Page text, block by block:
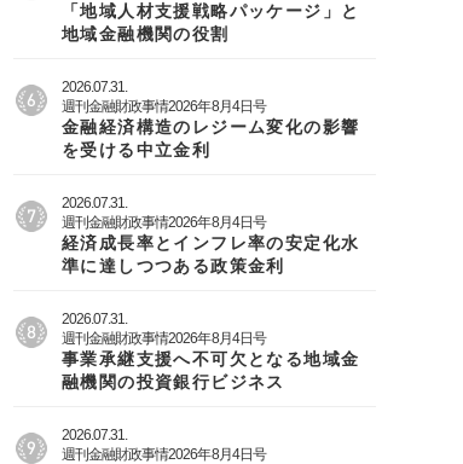
「地域人材支援戦略パッケージ」と
地域金融機関の役割
2026.07.31.
週刊金融財政事情2026年8月4日号
金融経済構造のレジーム変化の影響
を受ける中立金利
2026.07.31.
週刊金融財政事情2026年8月4日号
経済成長率とインフレ率の安定化水
準に達しつつある政策金利
2026.07.31.
週刊金融財政事情2026年8月4日号
事業承継支援へ不可欠となる地域金
融機関の投資銀行ビジネス
2026.07.31.
週刊金融財政事情2026年8月4日号